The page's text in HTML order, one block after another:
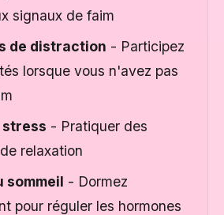
signaux de faim
de distraction - Participez
lorsque vous n'avez pas
stress - Pratiquer des
relaxation
sommeil - Dormez
pour réguler les hormones